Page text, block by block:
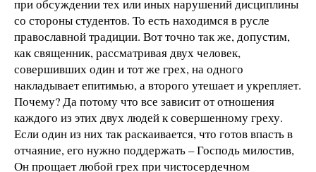
при обсуждении тех или иных нарушений дисциплины
со стороны студентов. То есть находимся в русле
православной традиции. Вот точно так же, допустим,
как священник, рассматривая двух человек,
совершивших один и тот же грех, на одного
накладывает епитимью, а второго утешает и укрепляет.
Почему? Да потому что все зависит от отношения
каждого из этих двух людей к совершенному греху.
Если один из них так раскаивается, что готов впасть в
отчаяние, его нужно поддержать – Господь милостив,
Он прощает любой грех при чистосердечном